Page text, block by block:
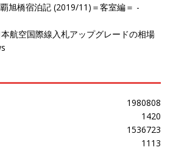
旭橋宿泊記 (2019/11)＝客室編＝ -
航空国際線入札アップグレードの相場
1980808
1420
1536723
1113